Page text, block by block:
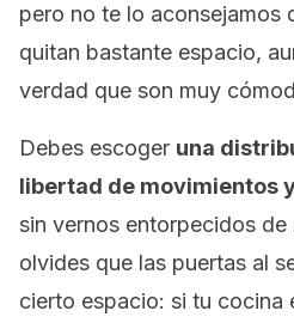
pero no te lo aconsejamos
quitan bastante espacio,
verdad que son muy
Debes escoger una
libertad de movimientos
sin vernos entorpecidos de
olvides que las puertas al
cierto espacio: si tu cocina